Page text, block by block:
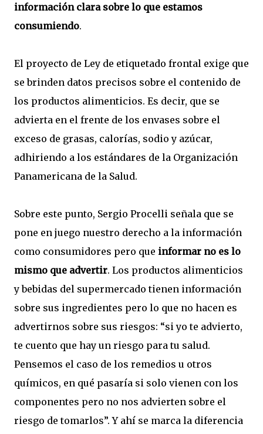
información clara sobre lo que estamos
consumiendo.
El proyecto de Ley de etiquetado frontal exige que
se brinden datos precisos sobre el contenido de
los productos alimenticios. Es decir, que se
advierta en el frente de los envases sobre el
exceso de grasas, calorías, sodio y azúcar,
adhiriendo a los estándares de la Organización
Panamericana de la Salud.
Sobre este punto, Sergio Procelli señala que se
pone en juego nuestro derecho a la información
como consumidores pero que informar no es lo
mismo que advertir. Los productos alimenticios
y bebidas del supermercado tienen información
sobre sus ingredientes pero lo que no hacen es
advertirnos sobre sus riesgos: “si yo te advierto,
te cuento que hay un riesgo para tu salud.
Pensemos el caso de los remedios u otros
químicos, en qué pasaría si solo vienen con los
componentes pero no nos advierten sobre el
riesgo de tomarlos”. Y ahí se marca la diferencia